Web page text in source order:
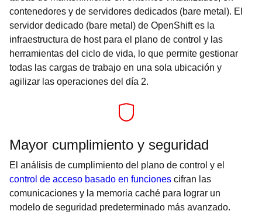
contenedores y de servidores dedicados (bare metal). El
servidor dedicado (bare metal) de OpenShift es la
infraestructura de host para el plano de control y las
herramientas del ciclo de vida, lo que permite gestionar
todas las cargas de trabajo en una sola ubicación y
agilizar las operaciones del día 2.
Mayor cumplimiento y seguridad
El análisis de cumplimiento del plano de control y el
control de acceso basado en funciones cifran las
comunicaciones y la memoria caché para lograr un
modelo de seguridad predeterminado más avanzado.